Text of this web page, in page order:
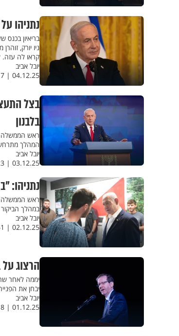
נתניהו
בריאיון
ניו יורק,
קראו לה עזה.
יובל אביב
04.12.25 | 09:17
בצל
בלבנון
ראש הממשלה
המהלך
יובל אביב
03.12.25 | 11:23
נתניהו:
במהלך
יובל אביב
02.12.25 | 15:51
הרצוג
יממה לאחר
יבחן את
יובל אביב
01.12.25 | 15:18